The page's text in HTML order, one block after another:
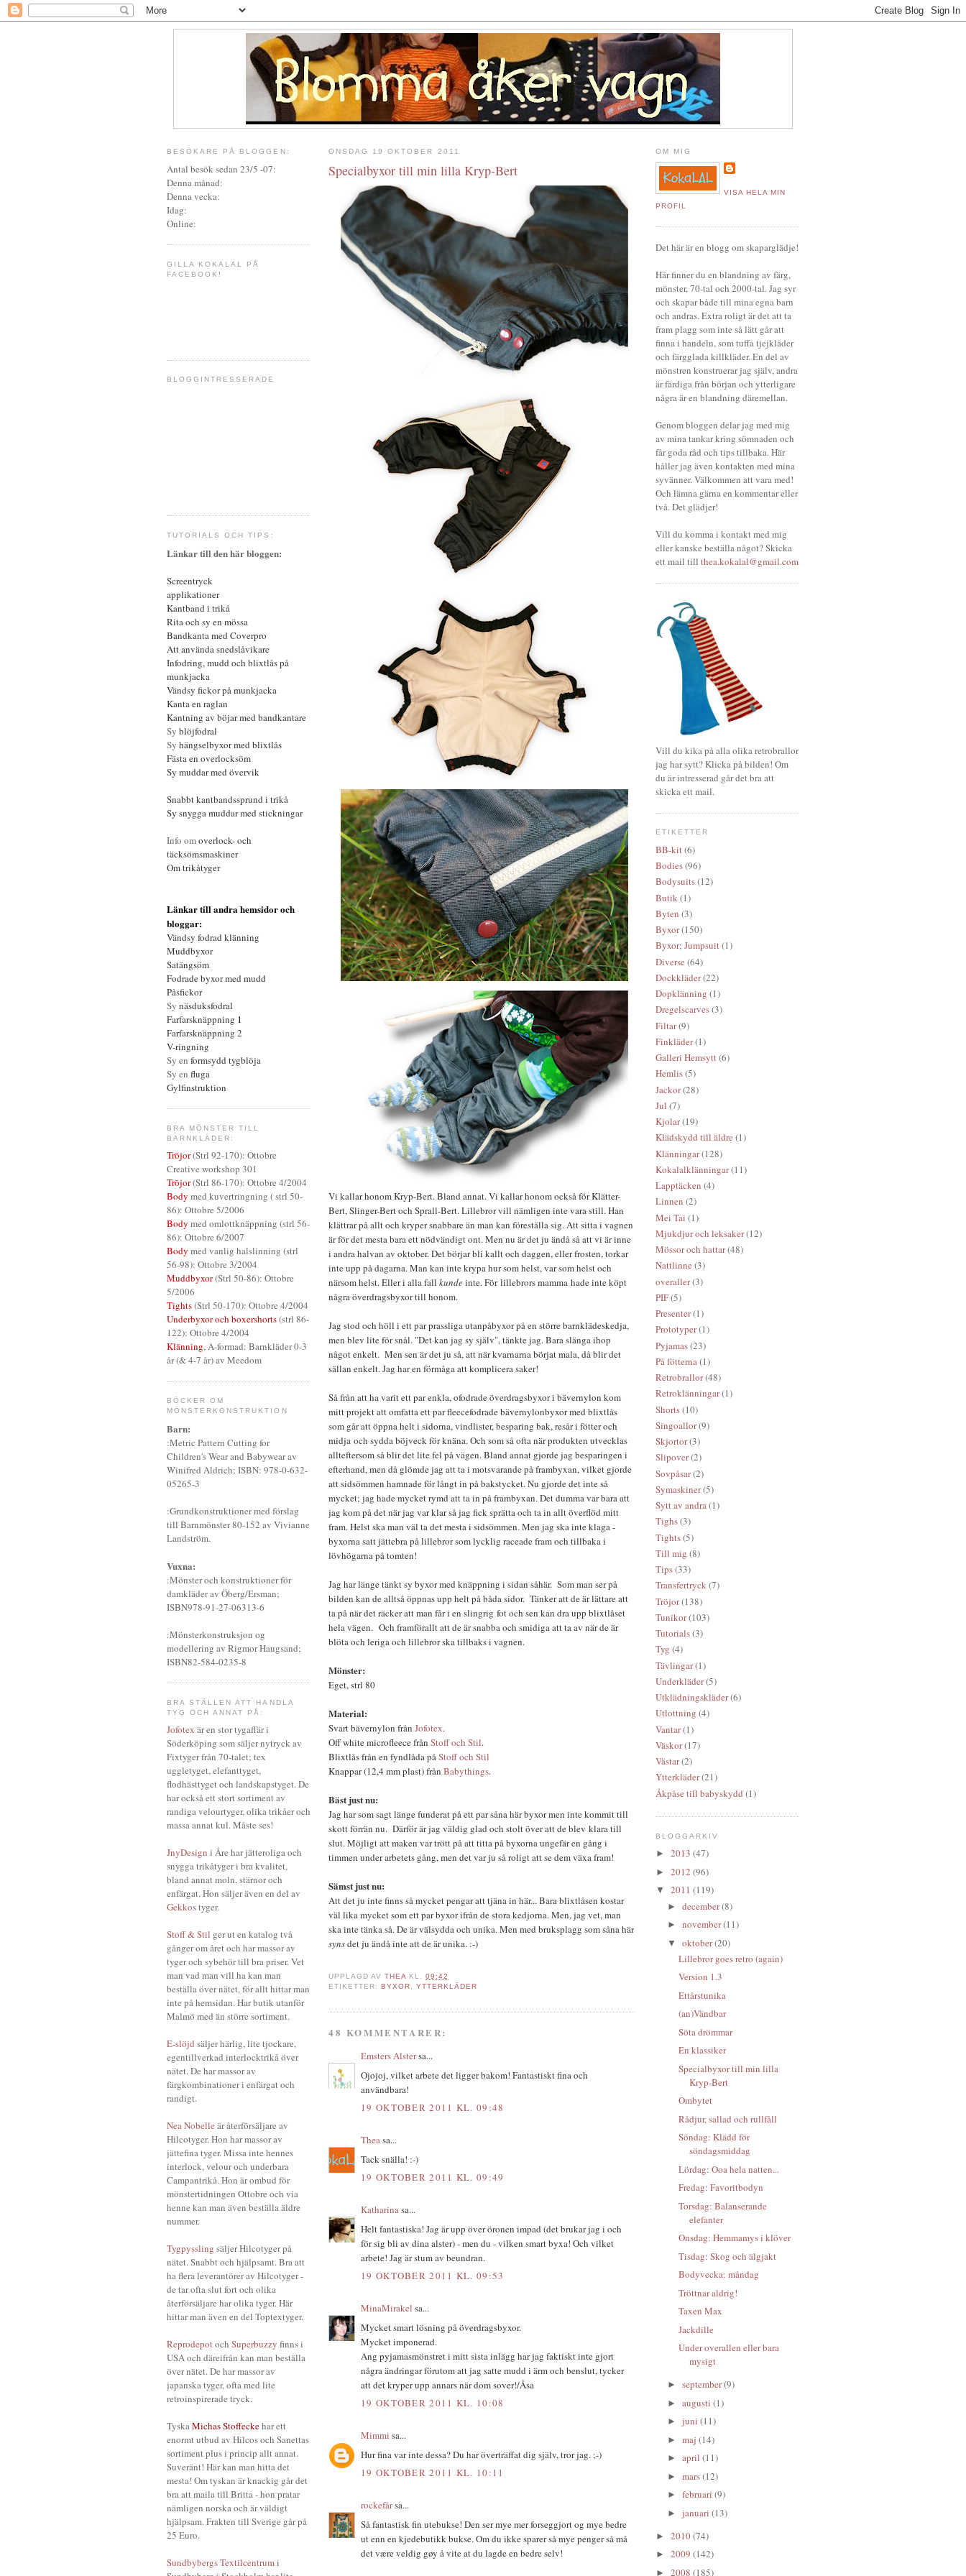
BESÖKARE PÅ BLOGGEN:
Antal besök sedan 23/5 -07:
Denna månad:
Denna vecka:
Idag:
Online:
GILLA KOKALAL PÅ
FACEBOOK!
BLOGGINTRESSERADE
TUTORIALS OCH TIPS:
Länkar till den här bloggen:
Screentryck
applikationer
Kantband i trikå
Rita och sy en mössa
Bandkanta med Coverpro
Att använda snedslåvikare
Infodring, mudd och blixtlås på
munkjacka
Vändsy fickor på munkjacka
Kanta en raglan
Kantning av böjar med bandkantare
Sy blöjfodral
Sy hängselbyxor med blixtlås
Fästa en overlocksöm
Sy muddar med övervik
Snabbt kantbandssprund i trikå
Sy snygga muddar med stickningar
Info omoverlock- och
täcksömsmaskiner
Omtrikåtyger
Länkar till andra hemsidor och
bloggar:
Vändsy fodrad klänning
Muddbyxor
Satängsöm
Fodradebyxor med mudd
Påsfickor
Sy näsduksfodral
Farfarsknäppning 1
Farfarsknäppning 2
V-ringning
Sy en formsydd tygblöja
Sy en fluga
Gylfinstruktion
BRA MÖNSTER TILL
BARNKLÄDER:
Tröjor(Strl 92-170): Ottobre
Creative workshop 301
Tröjor(Strl 86-170): Ottobre 4/2004
Body med kuvertringning ( strl 50-
86): Ottobre 5/2006
Body med omlottknäppning (strl 56-
86): Ottobre 6/2007
Body med vanlig halslinning (strl
56-98): Ottobre 3/2004
Muddbyxor(Strl 50-86): Ottobre
5/2006
Tights(Strl 50-170): Ottobre 4/2004
Underbyxor och boxershorts(strl 86-
122): Ottobre 4/2004
Klänning, A-formad: Barnkläder 0-3
år (& 4-7 år) av Meedom
BÖCKER OM
MÖNSTERKONSTRUKTION
Barn:
:Metric Pattern Cutting for
Children's Wear and Babywear av
Winifred Aldrich; ISBN: 978-0-632-
05265-3
:Grundkonstruktioner med förslag
till Barnmönster 80-152 av Vivianne
Landström.
Vuxna:
:Mönster och konstruktioner för
damkläder av Öberg/Ersman;
ISBN978-91-27-06313-6
:Mönsterkonstruksjon og
modellering av Rigmor Haugsand;
ISBN82-584-0235-8
BRA STÄLLEN ATT HANDLA
TYG OCH ANNAT PÅ:
Jofotex är en stor tygaffär i
Söderköping som säljer nytryck av
Fixtyger från 70-talet; tex
uggletyget, elefanttyget,
flodhästtyget och landskapstyget. De
har också ett stort sortiment av
randiga velourtyger, olika trikåer och
massa annat kul. Måste ses!
JnyDesign i Åre har jätteroliga och
snygga trikåtyger i bra kvalitet,
bland annat moln, stärnor och
enfärgat. Hon säljer även en del av
Gekkos tyger.
Stoff & Stil ger ut en katalog två
gånger om året och har massor av
tyger och sybehör till bra priser. Vet
man vad man vill ha kan man
beställa över nätet, för allt hittar man
inte på hemsidan. Har butik utanför
Malmö med än större sortiment.
E-slöjd säljer härlig, lite tjockare,
egentillverkad interlocktrikå över
nätet. De har massor av
färgkombinationer i enfärgat och
randigt.
Nea Nobelle är återförsäljare av
Hilcotyger. Hon har massor av
jättefina tyger. Missa inte hennes
interlock, velour och underbara
Campantrikå. Hon är ombud för
mönstertidningen Ottobre och via
henne kan man även beställa äldre
nummer.
Tygpyssling säljer Hilcotyger på
nätet. Snabbt och hjälpsamt. Bra att
ha flera leverantörer av Hilcotyger -
de tar ofta slut fort och olika
återförsäljare har olika tyger. Här
hittar man även en del Toptextyger.
Reprodepotoch Superbuzzy finns i
USA och däreifrån kan man beställa
över nätet. De har massor av
japanska tyger, ofta med lite
retroinspirerade tryck.
TyskaMichas Stoffeckehar ett
enormt utbud av Hilcos och Sanettas
sortiment plus i princip allt annat.
Suveränt! Här kan man hitta det
mesta! Om tyskan är knackig går det
bra att maila till Britta - hon pratar
nämligen norska och är väldigt
hjälpsam. Frakten till Sverige går på
25 Euro.
Sundbybergs Textilcentrumi
ONSDAG 19 OKTOBER 2011
Specialbyxor till min lilla Kryp-Bert
Vi kallar honom Kryp-Bert. Bland annat. Vi kallar honom också för Klätter-
Bert, Slinger-Bert och Sprall-Bert. Lillebror vill nämligen inte vara still. Han
klättrar på allt och kryper snabbare än man kan föreställa sig. Att sitta i vagnen
är för det mesta bara ett nödvändigt ont. Men nu är det ju ändå så att vi är inne
i andra halvan av oktober. Det börjar bli kallt och daggen, eller frosten, torkar
inte upp på dagarna. Man kan inte krypa hur som helst, var som helst och
närsom helst. Eller i alla fall kundeinte. För lillebrors mamma hade inte köpt
några överdragsbyxor till honom.
Jag stod och höll i ett par prassliga utanpåbyxor på en större barnklädeskedja,
men blev lite för snål. "Det kan jag sy själv", tänkte jag. Bara slänga ihop
något enkelt. Men sen är det ju så, att när kvarnarna börjat mala, då blir det
sällan enkelt. Jag har en förmåga att komplicera saker!
Så från att ha varit ett par enkla, ofodrade överdragsbyxor i bävernylon kom
mitt projekt att omfatta ett par fleecefodrade bävernylonbyxor med blixtlås
som går att öppna helt i sidorna, vindlister, besparing bak, resår i fötter och
midja och sydda böjveck för knäna. Och som så ofta när produkten utvecklas
allteftersom så blir det lite fel på vägen. Bland annat gjorde jag besparingen i
efterhand, men då glömde jag att ta i motsvarande på frambyxan, vilket gjorde
att sidsömmen hamnade för långt in på bakstycket. Nu gjorde det inte så
mycket; jag hade mycket rymd att ta in på frambyxan. Det dumma var bara att
jag kom på det när jag var klar så jag fick sprätta och ta in allt överflöd mitt
fram. Helst ska man väl ta det mesta i sidsömmen. Men jag ska inte klaga -
byxorna satt jättebra på lillebror som lycklig raceade fram och tillbaka i
lövhögarna på tomten!
Jag har länge tänkt sy byxor med knäppning i sidan såhär. Som man ser på
bilden kan de alltså öppnas upp helt på båda sidor. Tänker att de är lättare att
ta på när det räcker att man får i en slingrig fot och sen kan dra upp blixtlåset
hela vägen. Och framförallt att de är snabba och smidiga att ta av när de är
blöta och leriga och lillebror ska tillbaks i vagnen.
Mönster:
Eget, strl 80
Material:
Svart bävernylon från Jofotex.
Off white microfleece från Stoff och Stil.
Blixtlås från en fyndlåda påStoff och Stil
Knappar (12,4 mm plast) från Babythings.
Bäst just nu:
Jag har som sagt länge funderat på ett par såna här byxor men inte kommit till
skott förrän nu. Därför är jag väldig glad och stolt över att de blev klara till
slut. Möjligt att maken var trött på att titta på byxorna ungefär en gång i
timmen under arbetets gång, men det var ju så roligt att se dem växa fram!
Sämst just nu:
Att det ju inte finns så mycket pengar att tjäna in här... Bara blixtlåsen kostar
väl lika mycket som ett par byxor ifrån de stora kedjorna. Men, jag vet, man
ska inte tänka så. De är välsydda och unika. Men med bruksplagg som såna här
synsdet ju ändå inte att de är unika. :-)
UPPLAGD AVTHEA KL.09:42
ETIKETTER: BYXOR,YTTERKLÄDER
48 KOMMENTARER:
Emsters Alstersa...
Ojojoj, vilket arbete det ligger bakom! Fantastiskt fina och
användbara!
19 OKTOBER 2011 KL. 09:48
Theasa...
Tack snälla! :-)
19 OKTOBER 2011 KL. 09:49
Katharinasa...
Helt fantastiska! Jag är upp över öronen impad (det brukar jag i och
för sig bli av dina alster) - men du - vilken smart byxa! Och vilket
arbete! Jag är stum av beundran.
19 OKTOBER 2011 KL. 09:53
MinaMirakel sa...
Mycket smart lösning på överdragsbyxor.
Mycket imponerad.
Ang pyjamasmönstret i mitt sista inlägg har jag faktiskt inte gjort
några ändringar förutom att jag satte mudd i ärm och benslut, tycker
att det kryper upp annars när dom sover!/Åsa
19 OKTOBER 2011 KL. 10:08
Mimmi sa...
Hur fina var inte dessa? Du har överträffat dig själv, tror jag. ;-)
19 OKTOBER 2011 KL. 10:11
rockefårsa...
Så fantastisk fin utebukse! Den ser mye mer forseggjort og mye bedre
ut enn en kjedebutikk bukse. Om du ikke sparer så mye penger så må
det være veldig gøy å vite at du lagde en bedre selv!
OM MIG
VISA HELA MIN
PROFIL
Det här är en blogg om skaparglädje!
Här finner du en blandning av färg,
mönster, 70-tal och 2000-tal. Jag syr
och skapar både till mina egna barn
och andras. Extra roligt är det att ta
fram plagg som inte så lätt går att
finna i handeln, som tuffa tjejkläder
och färgglada killkläder. En del av
mönstren konstruerar jag själv, andra
är färdiga från början och ytterligare
några är en blandning däremellan.
Genom bloggen delar jag med mig
av mina tankar kring sömnaden och
får goda råd och tips tillbaka. Här
håller jag även kontakten med mina
syvänner. Välkommen att vara med!
Och lämna gärna en kommentar eller
två. Det glädjer!
Vill du komma i kontakt med mig
eller kanske beställa något? Skicka
ett mail till thea.kokalal@gmail.com
Vill du kika på alla olika retrobrallor
jag har sytt? Klicka på bilden! Om
du är intresserad går det bra att
skicka ett mail.
ETIKETTER
BB-kit(6)
Bodies(96)
Bodysuits(12)
Butik(1)
Byten (3)
Byxor(150)
Byxor; Jumpsuit(1)
Diverse (64)
Dockkläder(22)
Dopklänning (1)
Dregelscarves(3)
Filtar(9)
Finkläder(1)
Galleri Hemsytt(6)
Hemlis(5)
Jackor(28)
Jul (7)
Kjolar(19)
Klädskydd till äldre (1)
Klänningar(128)
Kokalalklänningar(11)
Lapptäcken (4)
Linnen (2)
Mei Tai (1)
Mjukdjur och leksaker(12)
Mössor och hattar(48)
Nattlinne (3)
overaller(3)
PIF(5)
Presenter(1)
Prototyper(1)
Pyjamas(23)
På fötterna(1)
Retrobrallor(48)
Retroklänningar(1)
Shorts(10)
Singoallor(9)
Skjortor(3)
Slipover(2)
Sovpåsar(2)
Symaskiner(5)
Sytt av andra(1)
Tighs(3)
Tights(5)
Till mig (8)
Tips(33)
Transfertryck(7)
Tröjor(138)
Tunikor(103)
Tutorials(3)
Tyg (4)
Tävlingar(1)
Underkläder(5)
Utklädningskläder(6)
Utlottning (4)
Vantar(1)
Väskor(17)
Västar(2)
Ytterkläder(21)
Åkpåse till babyskydd (1)
BLOGGARKIV
► 2013 (47)
► 2012 (96)
▼ 2011 (119)
► december(8)
► november(11)
▼ oktober(20)
Lillebror goes retro (again)
Version 1.3
Ettårstunika
(an)Vändbar
Söta drömmar
En klassiker
Specialbyxor till min lilla
Kryp-Bert
Ombytet
Rådjur, sallad och rullfåll
Söndag: Klädd för
söndagsmiddag
Lördag: Ooa hela natten...
Fredag: Favoritbodyn
Torsdag: Balanserande
elefanter
Onsdag: Hemmamys i klöver
Tisdag: Skog och älgjakt
Bodyvecka: måndag
Tröttnar aldrig!
Taxen Max
Jackdille
Under overallen eller bara
mysigt
► september(9)
► augusti (1)
► juni (11)
► maj (14)
► april (11)
► mars(12)
► februari (9)
► januari (13)
► 2010(74)
► 2009 (142)
► 2008 (185)